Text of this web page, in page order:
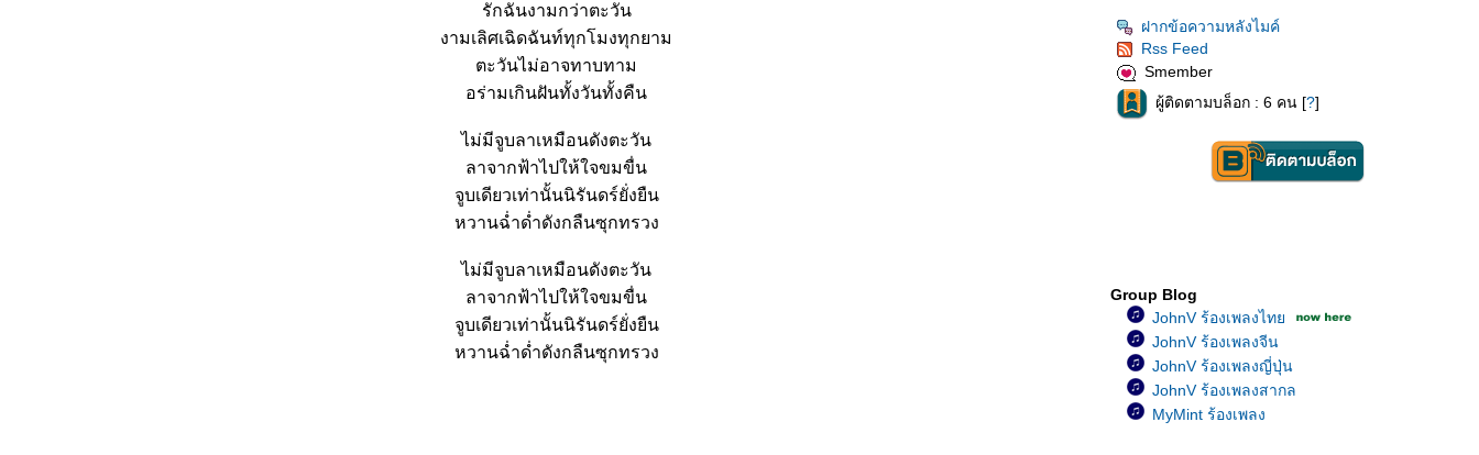
รักฉันงามกว่าตะวัน
งามเลิศเฉิดฉันท์ทุกโมงทุกยาม
ตะวันไม่อาจทาบทาม
อร่ามเกินฝันทั้งวันทั้งคืน
ไม่มีจูบลาเหมือนดังตะวัน
ลาจากฟ้าไปให้ใจขมขื่น
จูบเดียวเท่านั้นนิรันดร์ยั่งยืน
หวานฉ่ำด่ำดังกลืนซุกทรวง
ไม่มีจูบลาเหมือนดังตะวัน
ลาจากฟ้าไปให้ใจขมขื่น
จูบเดียวเท่านั้นนิรันดร์ยั่งยืน
หวานฉ่ำด่ำดังกลืนซุกทรวง
ฝากข้อความหลังไมค์
Rss Feed
Smember
ผู้ติดตามบล็อก : 6 คน [?]
Group Blog
JohnV ร้องเพลงไท
JohnV ร้องเพลงจีน
JohnV ร้องเพลงญี่ปุ่น
JohnV ร้องเพลงสากล
MyMint ร้องเพลง